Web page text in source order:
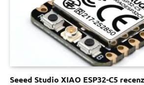
Seeed Studio XIAO ESP32-C5